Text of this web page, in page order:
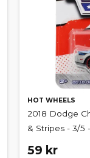
HOT WHEELS
2018 Dodge
& Stripes - 3/5
59 kr